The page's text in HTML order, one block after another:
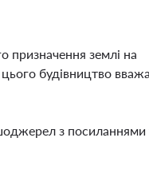
призначення землі на
будівництво
з посиланнями